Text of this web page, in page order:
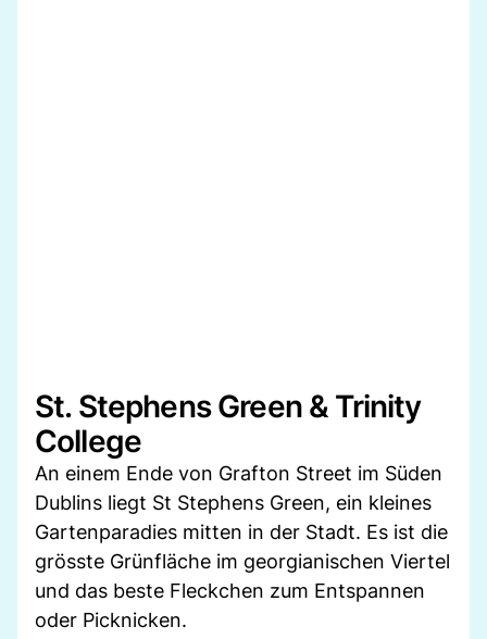
St. Stephens Green & Trinity
College
An einem Ende von Grafton Street im Süden
Dublins liegt St Stephens Green, ein kleines
Gartenparadies mitten in der Stadt. Es ist die
grösste Grünfläche im georgianischen Viertel
und das beste Fleckchen zum Entspannen
oder Picknicken.